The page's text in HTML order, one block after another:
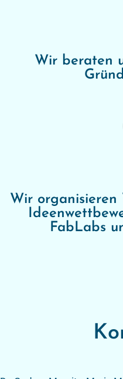
Wir beraten
Wir organisieren
FabLabs